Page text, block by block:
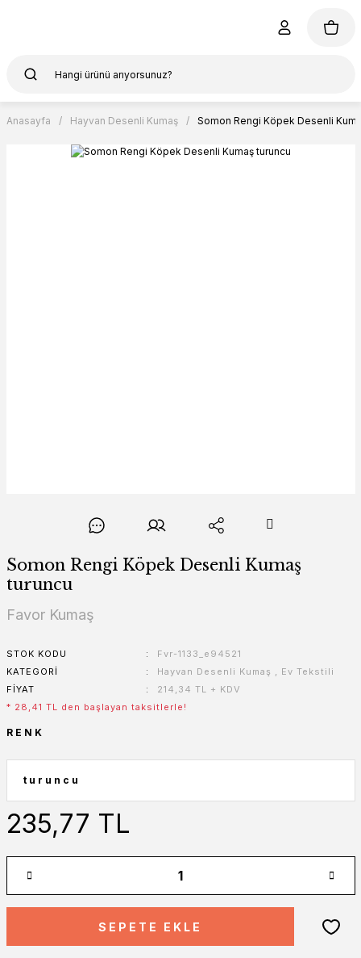
Anasayfa Hayvan Desenli Kumaş Somon Rengi Köpek Desenli
Somon Rengi Köpek Desenli Kumaş
turuncu
Favor Kumaş
STOK KODU
Fvr-1133_e94521
KATEGORI
Hayvan Desenli Kumaş , Ev Tekstili
FIYAT
214,34 TL + KDV
* 28,41 TL den başlayan taksitlerle!
RENK
235,77 TL
SEPETE EKLE